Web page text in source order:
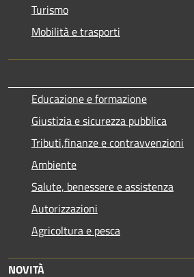
Turismo
Mobilità e trasporti
Educazione e formazione
Giustizia e sicurezza pubblica
Tributi,finanze e contravvenzioni
Ambiente
Salute, benessere e assistenza
Autorizzazioni
Agricoltura e pesca
NOVITÀ